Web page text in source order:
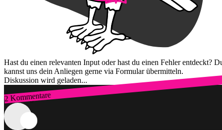
Hast du einen relevanten Input oder hast du einen Fehler entdeckt?
kannst uns dein Anliegen gerne via Formular übermitteln.
Diskussion wird geladen...
2 Kommentare
Zum Login